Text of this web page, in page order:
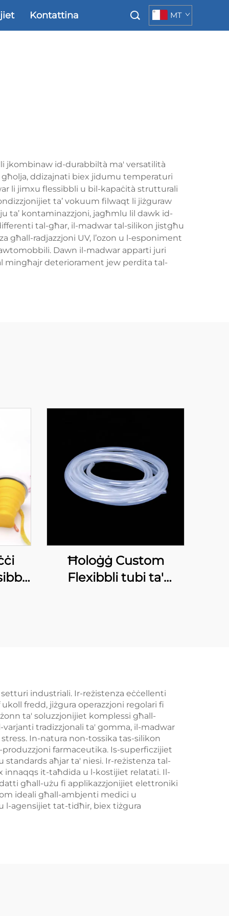
Kontattina MT
jkombinaw id-durabbiltà ma' versatilità
ddizajnati biex jidumu temperaturi
li jimxu flessibbli u bil-kapaċità strutturali
ta’ vokuum filwaqt li jiżguraw
ta’ kontaminazzjoni, jagħmlu lil dawk id-
tal-għar, il-madwar tal-silikon jistgħu
radjazzjoni UV, l’ozon u l-esponiment
Dawn il-madwar apparti juri
mingħajr deteriorament jew perdita tal-
Ħoloġġ Custom
Flexibbli tubi ta'
industriali. Ir-reżistenza eċċellenti
fredd, jiżgura operazzjoni regolari fi
ta' soluzzjonijiet komplessi għall-
tradizzjonali ta' gomma, il-madwar
In-natura non-tossika tas-silikon
farmaceutika. Is-superficzijiet
aħjar ta' niesi. Ir-reżistenza tal-
innaqqs it-taħdida u l-kostijiet relatati. Il-
għall-użu fi applikazzjonijiet elettroniki
ideali għall-ambjenti medici u
l-agensijiet tat-tidħir, biex tiżgura